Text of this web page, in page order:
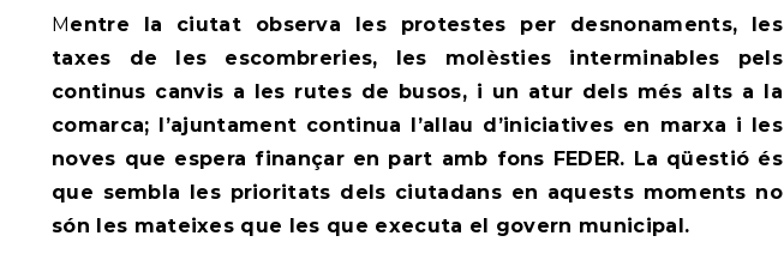
Mentre la ciutat observa les protestes per desnonaments, les
taxes de les escombreries, les molèsties interminables pels
continus canvis a les rutes de busos, i un atur dels més alts a la
comarca; l’ajuntament continua l’allau d’iniciatives en marxa i les
noves que espera finançar en part amb fons FEDER. La qüestió és
que sembla les prioritats dels ciutadans en aquests moments no
són les mateixes que les que executa el govern municipal.